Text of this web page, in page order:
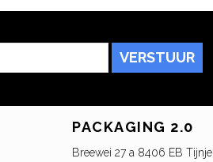
VERSTUUR
PACKAGING 2.0
Breewei 27 a 8406 EB Tijnje